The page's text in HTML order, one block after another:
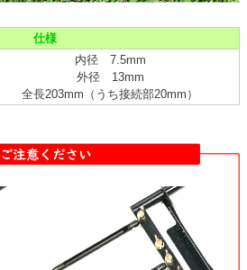
仕様
内径 7.5mm
外径 13mm
全長203mm（うち接続部20mm）